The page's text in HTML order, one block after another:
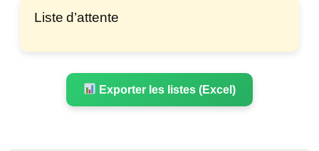
Liste d’attente
Exporter les listes (Excel)